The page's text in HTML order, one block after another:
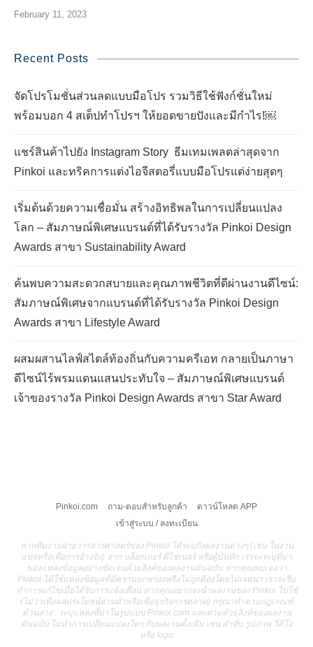
February 11, 2023
Recent Posts
จัดโปรโมชั่นส่วนลดแบบมือโปร รวมวิธีใช้ฟังก์ชั่นใหม่
พร้อมบอก 4 สเต็ปทำโปรฯ ให้ยอดขายปังและมีกำไร!￼
แชร์สินค้าไปยัง Instagram Story ธีมเทมเพลตล่าสุดจาก
Pinkoi และทริคการแต่งไอจีสตอรี่แบบมือโปรแต่ง่ายสุดๆ
เริ่มต้นด้วยความเชื่อมั่น สร้างอิทธิพลในการเปลี่ยนแปลง
โลก – สัมภาษณ์พิเศษแบรนด์ที่ได้รับรางวัล Pinkoi Design
Awards สาขา Sustainability Award
ค้นพบความสะดวกสบายและคุณภาพชีวิตที่ดีผ่านงานดีไซน์:
สัมภาษณ์พิเศษจากแบรนด์ที่ได้รับรางวัล Pinkoi Design
Awards สาขา Lifestyle Award
ผสมผสานไลฟ์สไตล์ท้องถิ่นกับความครีเอท กลายเป็นภาษา
ดีไซน์ไร้พรมแดนแสนประทับใจ – สัมภาษณ์พิเศษแบรนด์
เจ้าของรางวัล Pinkoi Design Awards สาขา Star Award
Pinkoi.com ถาม-ตอบสำหรับลูกค้า
ดาวน์โหลด APP
เข้าสู่ระบบ / ลงทะเบียน
หากทีมงานฝ่ายวารสารศาสตร์ของ Pinkoi ได้ระบุถึงผลงานต่างๆ (เช่น ในงาน
แปลหรือเพื่อการอ้างอิง) จาก บล็อกเกอร์ ดีไซเนอร์ หรือผู้บันทึก เราจะระบุที่มา
ของแหล่งข้อมูลอย่างชัดเจนด้วยลิงค์ของผลงานต้นฉบับ หากคุณพบเจอว่า
Pinkoi ได้ใช้แหล่งข้อมูลที่มีความบกพร่องหรือไม่ถูกต้องโดยไม่เจตนา เราจะรีบ
ทำการแก้ไขเมื่อได้รับการแจ้งเตือน หากคุณอยากจะนำผลงานของ Pinkoi ไปใช้
(ไม่ว่าเพื่อผลประโยชน์ส่วนตัวหรือเพื่อธุรกิจการตลาด) กรุณาทำตามกฎเกณฑ์
ด้านล่าง : ระบุแหล่งที่มาในรูปแบบ Pinkoi.com และตามด้วยลิงค์ของผลงาน
ต้นฉบับ ไม่ทำการเปลี่ยนแปลงใดๆ กับผลงานดั้งเดิม เช่น คำสับ รูปภาพ วีดีโอ
หรือ logo